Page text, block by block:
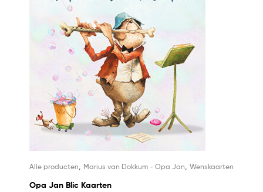
Alle producten Marius van Dokkum - Opa Jan Wenskaarten
Opa Jan Blic Kaarten